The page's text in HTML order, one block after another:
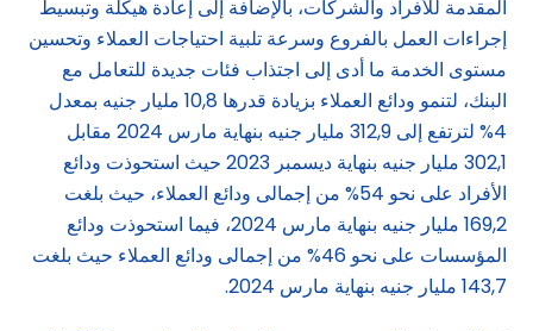
المقدمة للأفراد والشركات، بالإضافة إلى إعادة هيكلة وتبسيط
إجراءات العمل بالفروع وسرعة تلبية احتياجات العملاء وتحسين
مستوى الخدمة ما أدى إلى اجتذاب فئات جديدة للتعامل مع
البنك، لتنمو ودائع العملاء بزيادة قدرها 10,8 مليار جنيه بمعدل
4% لترتفع إلى 312,9 مليار جنيه بنهاية مارس 2024 مقابل
302,1 مليار جنيه بنهاية ديسمبر 2023 حيث استحوذت ودائع
الأفراد على نحو 54% من إجمالى ودائع العملاء، حيث بلغت
169,2 مليار جنيه بنهاية مارس 2024، فيما استحوذت ودائع
المؤسسات على نحو 46% من إجمالى ودائع العملاء حيث بلغت
143,7 مليار جنيه بنهاية مارس 2024.